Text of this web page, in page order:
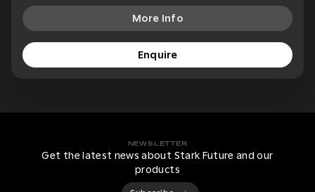
More Info
Enquire
NEWSLETTER
Get the latest news about Stark Future and our
products